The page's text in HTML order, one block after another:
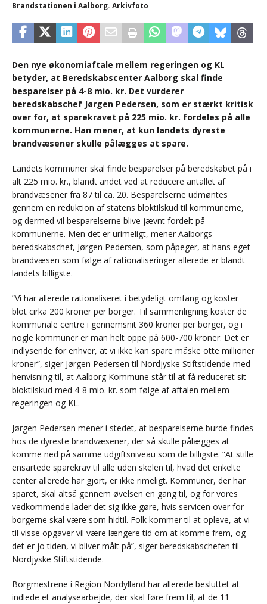
Brandstationen i Aalborg. Arkivfoto
Den nye økonomiaftale mellem regeringen og KL
betyder, at Beredskabscenter Aalborg skal finde
besparelser på 4-8 mio. kr. Det vurderer
beredskabschef Jørgen Pedersen, som er stærkt kritisk
over for, at sparekravet på 225 mio. kr. fordeles på alle
kommunerne. Han mener, at kun landets dyreste
brandvæsener skulle pålægges at spare.
Landets kommuner skal finde besparelser på beredskabet på i
alt 225 mio. kr., blandt andet ved at reducere antallet af
brandvæsener fra 87 til ca. 20. Besparelserne udmøntes
gennem en reduktion af statens bloktilskud til kommunerne,
og dermed vil besparelserne blive jævnt fordelt på
kommunerne. Men det er urimeligt, mener Aalborgs
beredskabschef, Jørgen Pedersen, som påpeger, at hans eget
brandvæsen som følge af rationaliseringer allerede er blandt
landets billigste.
”Vi har allerede rationaliseret i betydeligt omfang og koster
blot cirka 200 kroner per borger. Til sammenligning koster de
kommunale centre i gennemsnit 360 kroner per borger, og i
nogle kommuner er man helt oppe på 600-700 kroner. Det er
indlysende for enhver, at vi ikke kan spare måske otte millioner
kroner”, siger Jørgen Pedersen til Nordjyske Stiftstidende med
henvisning til, at Aalborg Kommune står til at få reduceret sit
bloktilskud med 4-8 mio. kr. som følge af aftalen mellem
regeringen og KL.
Jørgen Pedersen mener i stedet, at besparelserne burde findes
hos de dyreste brandvæsener, der så skulle pålægges at
komme ned på samme udgiftsniveau som de billigste. ”At stille
ensartede sparekrav til alle uden skelen til, hvad det enkelte
center allerede har gjort, er ikke rimeligt. Kommuner, der har
sparet, skal altså gennem øvelsen en gang til, og for vores
vedkommende lader det sig ikke gøre, hvis servicen over for
borgerne skal være som hidtil. Folk kommer til at opleve, at vi
til visse opgaver vil være længere tid om at komme frem, og
det er jo tiden, vi bliver målt på”, siger beredskabschefen til
Nordjyske Stiftstidende.
Borgmestrene i Region Nordylland har allerede besluttet at
indlede et analysearbejde, der skal føre frem til, at de 11